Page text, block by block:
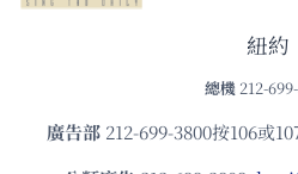
紐約
總機 212-
廣告部212-699-3800按106或